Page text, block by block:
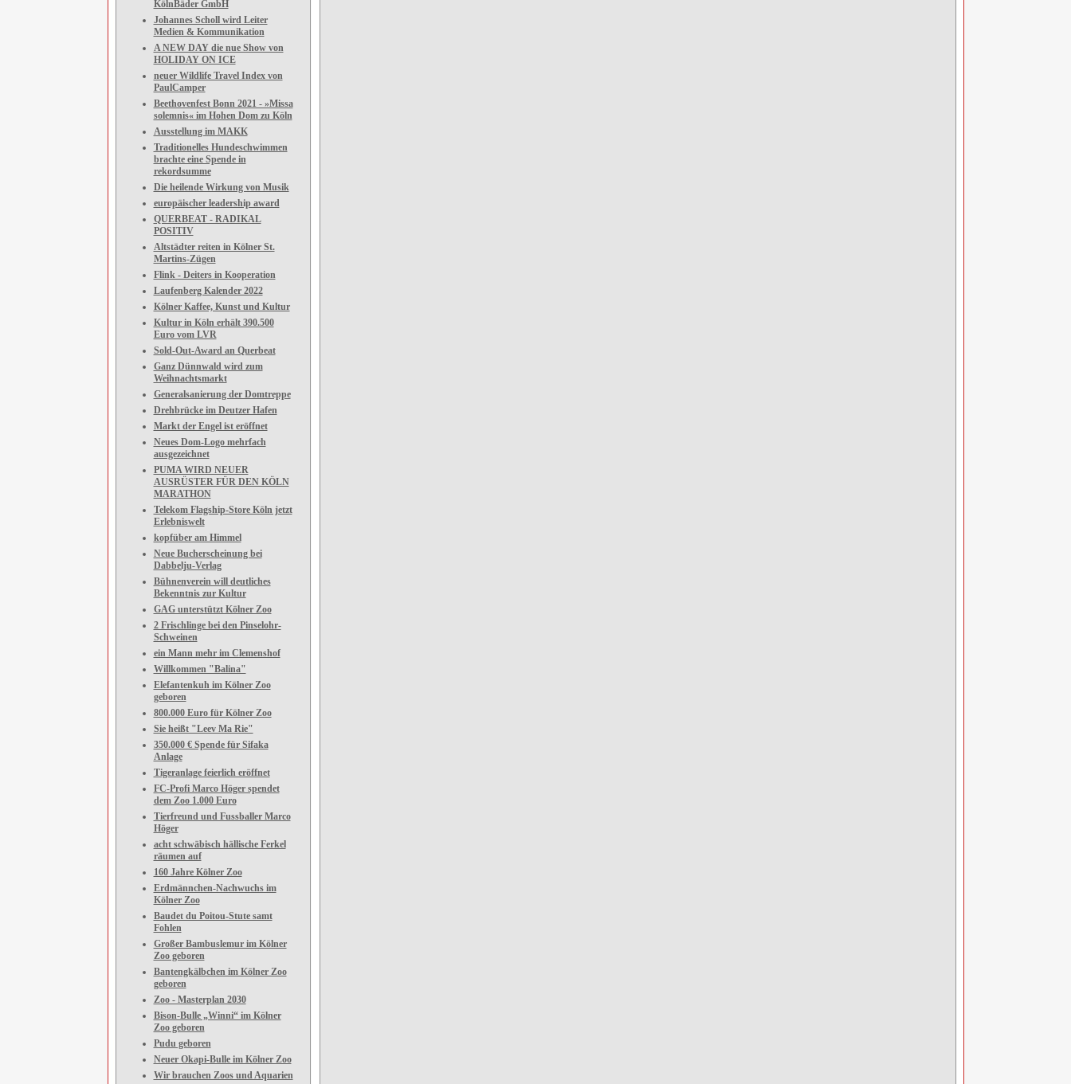
KölnBäder GmbH
Johannes Scholl wird Leiter
Medien & Kommunikation
A NEW DAY die nue Show von
HOLIDAY ON ICE
neuer Wildlife Travel Index von
PaulCamper
Beethovenfest Bonn 2021 - »Missa
solemnis« im Hohen Dom zu Köln
Ausstellung im MAKK
Traditionelles Hundeschwimmen
brachte eine Spende in
rekordsumme
Die heilende Wirkung von Musik
europäischer leadership award
QUERBEAT - RADIKAL
POSITIV
Altstädter reiten in Kölner St.
Martins-Zügen
Flink - Deiters in Kooperation
Laufenberg Kalender 2022
Kölner Kaffee, Kunst und Kultur
Kultur in Köln erhält 390.500
Euro vom LVR
Sold-Out-Award an Querbeat
Ganz Dünnwald wird zum
Weihnachtsmarkt
Generalsanierung der Domtreppe
Drehbrücke im Deutzer Hafen
Markt der Engel ist eröffnet
Neues Dom-Logo mehrfach
ausgezeichnet
PUMA WIRD NEUER
AUSRÜSTER FÜR DEN KÖLN
MARATHON
Telekom Flagship-Store Köln jetzt
Erlebniswelt
kopfüber am Himmel
Neue Bucherscheinung bei
Dabbelju-Verlag
Bühnenverein will deutliches
Bekenntnis zur Kultur
GAG unterstützt Kölner Zoo
2 Frischlinge bei den Pinselohr-
Schweinen
ein Mann mehr im Clemenshof
Willkommen "Balina"
Elefantenkuh im Kölner Zoo
geboren
800.000 Euro für Kölner Zoo
Sie heißt "Leev Ma Rie"
350.000 € Spende für Sifaka
Anlage
Tigeranlage feierlich eröffnet
FC-Profi Marco Höger spendet
dem Zoo 1.000 Euro
Tierfreund und Fussballer Marco
Höger
acht schwäbisch hällische Ferkel
räumen auf
160 Jahre Kölner Zoo
Erdmännchen-Nachwuchs im
Kölner Zoo
Baudet du Poitou-Stute samt
Fohlen
Großer Bambuslemur im Kölner
Zoo geboren
Bantengkälbchen im Kölner Zoo
geboren
Zoo - Masterplan 2030
Bison-Bulle „Winni“ im Kölner
Zoo geboren
Pudu geboren
Neuer Okapi-Bulle im Kölner Zoo
Wir brauchen Zoos und Aquarien